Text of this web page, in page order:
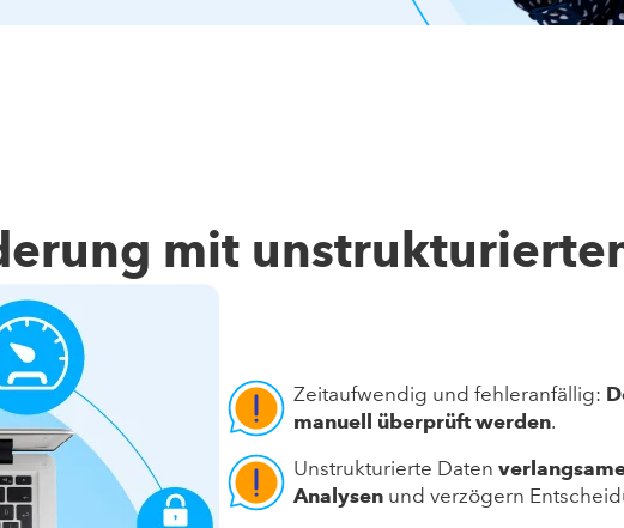
mit
Zeitaufwendig und fehleranfällig:
manuell überprüft werden.
Unstrukturierte Daten
Analysen und verzögern